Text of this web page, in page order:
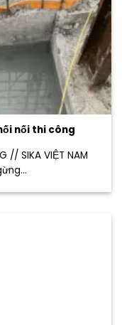
nối thi công
// SIKA VIỆT NAM